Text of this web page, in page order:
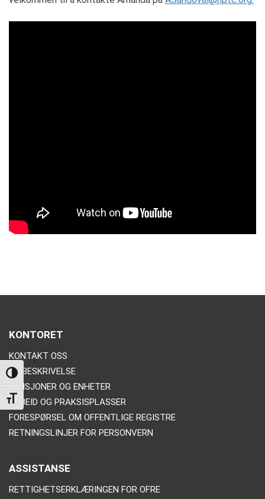
TOGGLE HIGH CONTRAST
TOGGLE FONT SIZE
KONTORET
KONTAKT OSS
VEIBESKRIVELSE
DIVISJONER OG ENHETER
ARBEID OG PRAKSISPLASSER
FORESPØRSEL OM OFFENTLIGE REGISTRE
RETNINGSLINJER FOR PERSONVERN
ASSISTANSE
RETTIGHETSERKLÆRINGEN FOR OFRE